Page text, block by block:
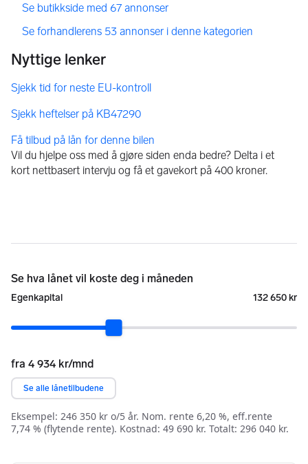
Se butikkside med 67 annonser
Se forhandlerens 53 annonser i denne kategorien
Få tilbud på lån for denne bilen
Vil du hjelpe oss med å gjøre siden enda bedre? Delta i et
kort nettbasert intervju og få et gavekort på 400 kroner.